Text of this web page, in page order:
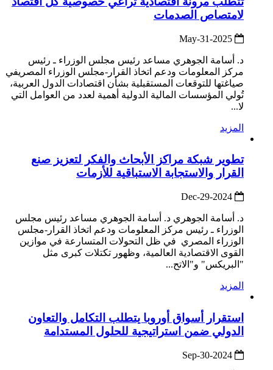
لامتصاص الصدمات
د. أسامة الجوهري مساعد رئيس مجلس الوزراء ـ رئيس
مركز المعلومات ودعم اتخاذ القرار-مجلس الوزراء المصريفي
صياغتها للتوقعات المستقبلية بشأن اقتصادات الدول العربية،
تُولي المؤسسات المالية الدولية أهمية لعدد من العوامل التي
لا...
المزيد
تطوير شبكة مراكز الأبحاث والفكر لتعزيز صنع
القرار والاستجابة الاستباقية للأزمات
د. أسامة الجوهري د. أسامة الجوهري مساعد رئيس مجلس
الوزراء ـ رئيس مركز المعلومات ودعم اتخاذ القرار-مجلس
الوزراء المصري في ظل التحولات المتسارعة في موازين
القوى الاقتصادية العالمية، وظهور تكتلات كبرى مثل
"البريكس" و"الاتح...
المزيد
استقرار أسواق أوروبا يتطلب التكامل والتعاون
الدولي ضمن استراتيجية للحلول المستدامة